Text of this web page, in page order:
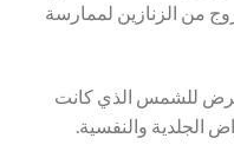
من الزنازين لممارسة
للشمس الذي كانت
الجلدية والنفسية.